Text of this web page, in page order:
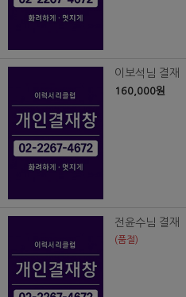
이보석님 결재
160,000원
전윤수님 결재
(품절)